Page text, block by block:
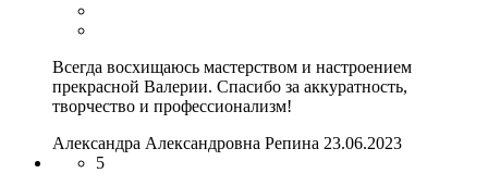
Всегда восхищаюсь мастерством и настроением
прекрасной Валерии. Спасибо за аккуратность,
творчество и профессионализм!
Александра Александровна Репина 23.06.2023
5